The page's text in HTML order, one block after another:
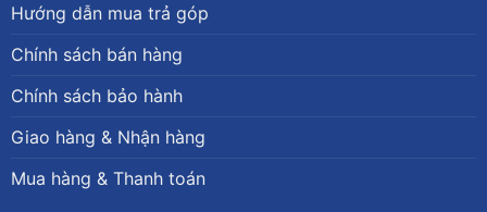
Hướng dẫn mua trả góp
Chính sách bán hàng
Chính sách bảo hành
Giao hàng & Nhận hàng
Mua hàng & Thanh toán